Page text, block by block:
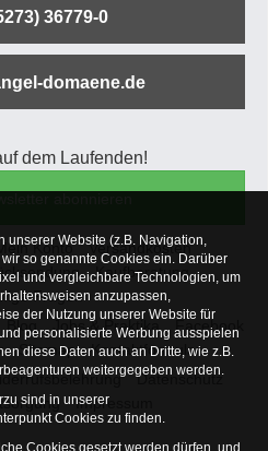
36779-0
domaene.de
dem Laufenden!
Konto
Versandkosten
Kaufberatung
Fragen
Blog Jobs & Praktika
Facebook
Sitemap
Kontaktformular
Datenschutz
Impressum
unserer Website (z.B. Navigation,
so genannte Cookies ein. Darüber
und vergleichbare Technologien, um
anzupassen,
der Nutzung unserer Website für
personalisierte Werbung ausspielen
diese Daten auch an Dritte, wie z.B.
weitergegeben werden.
sind in unserer
Cookies zu finden.
Cookies gesetzt werden dürfen, und